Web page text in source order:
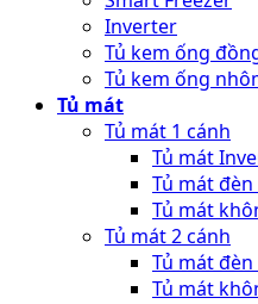
Tủ lạnh
Tủ lạnh
Tivi
Led Tivi
Led 24 inch
Led 32 inch
Led 39 inch
Led 40 inch
Led 43 inch
Led 50 inch
Led 55 inch